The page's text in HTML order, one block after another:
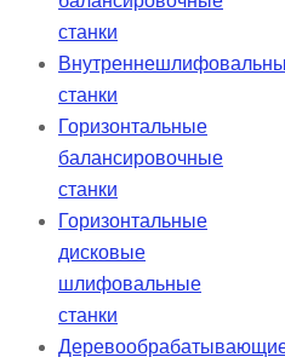
станки
станки
Горизонтальные
балансировочные
станки
Горизонтальные
дисковые
шлифовальные
станки